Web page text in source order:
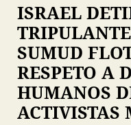
ISRAEL
SUMUD
RESPETO A
HUMANOS
ACTIVISTAS